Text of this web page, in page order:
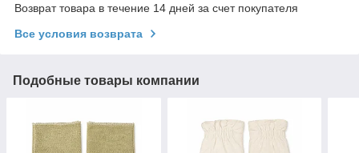
Возврат товара в течение 14 дней за счет покупателя
Все условия возврата
Подобные товары компании